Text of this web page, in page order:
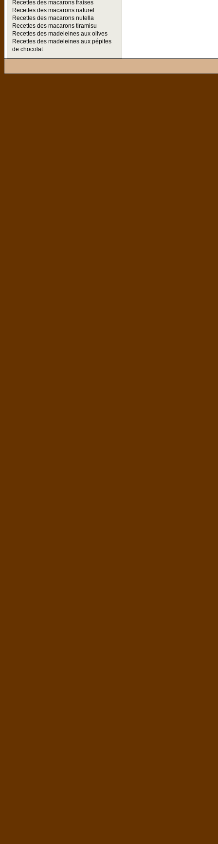
Recettes des macarons fraises
Recettes des macarons naturel
Recettes des macarons nutella
Recettes des macarons tiramisu
Recettes des madeleines aux olives
Recettes des madeleines aux pépites
de chocolat